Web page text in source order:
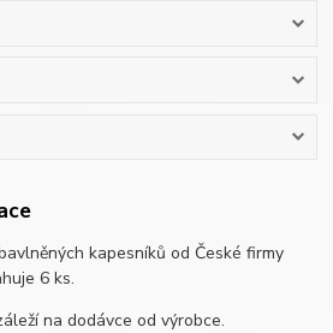
kapesníků od České firmy
6 ks.
na dodávce od výrobce.